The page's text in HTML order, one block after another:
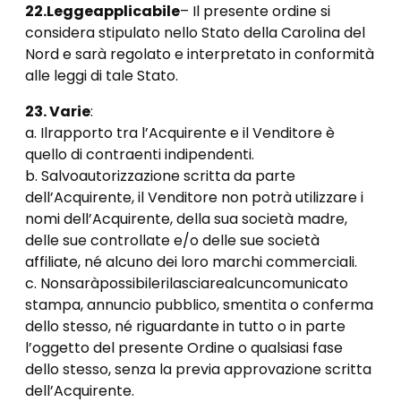
22.Leggeapplicabile– Il presente ordine si
considera stipulato nello Stato della Carolina del
Nord e sarà regolato e interpretato in conformità
alle leggi di tale Stato.
23. Varie:
a. Ilrapporto tra l’Acquirente e il Venditore è
quello di contraenti indipendenti.
b. Salvoautorizzazione scritta da parte
dell’Acquirente, il Venditore non potrà utilizzare i
nomi dell’Acquirente, della sua società madre,
delle sue controllate e/o delle sue società
affiliate, né alcuno dei loro marchi commerciali.
c. Nonsaràpossibilerilasciarealcuncomunicato
stampa, annuncio pubblico, smentita o conferma
dello stesso, né riguardante in tutto o in parte
l’oggetto del presente Ordine o qualsiasi fase
dello stesso, senza la previa approvazione scritta
dell’Acquirente.